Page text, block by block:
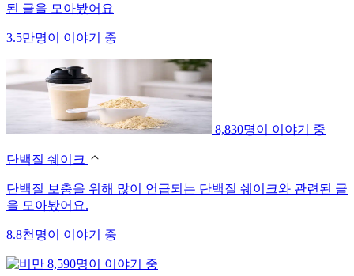
된 글을 모아봤어요
3.5만명이 이야기 중
8,830명이 이야기 중
단백질 쉐이크
단백질 보충을 위해 많이 언급되는 단백질 쉐이크와 관련된 글
을 모아봤어요.
8.8천명이 이야기 중
8,590명이 이야기 중